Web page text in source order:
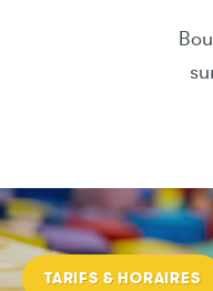
TARIFS & HORAIRES